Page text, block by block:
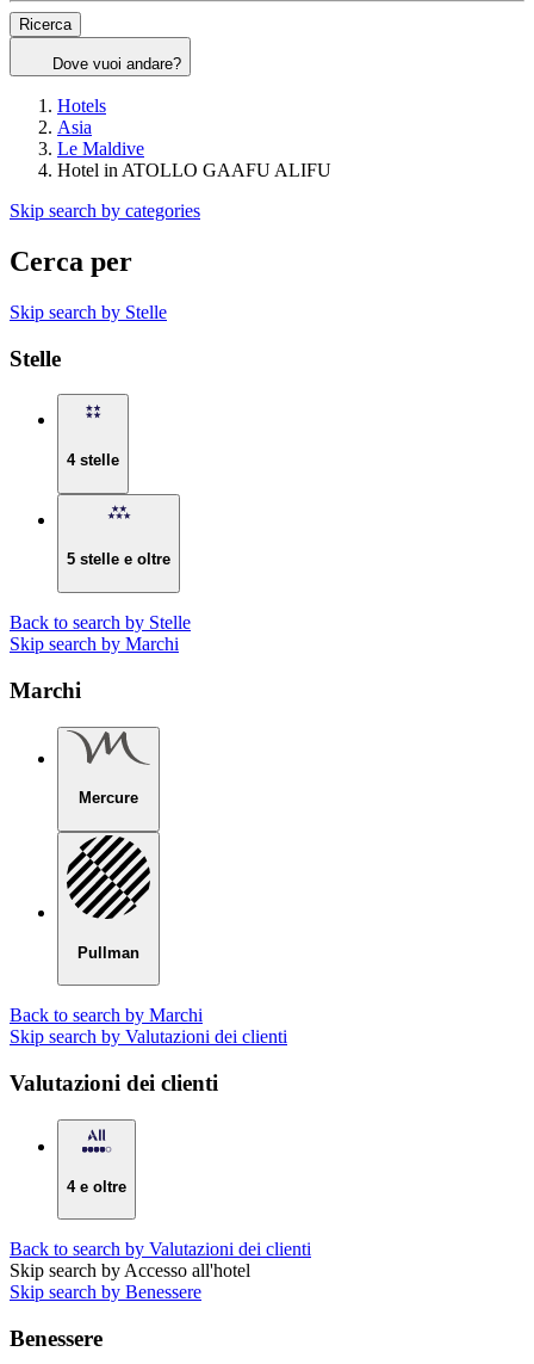
Ricerca
Dove vuoi andare?
Hotels
Asia
Le Maldive
Hotel in ATOLLO GAAFU ALIFU
Skip search by categories
Cerca per
Skip search by Stelle
Stelle
4 stelle
5 stelle e oltre
Back to search by Stelle
Skip search by Marchi
Marchi
Mercure
Pullman
Back to search by Marchi
Skip search by Valutazioni dei clienti
Valutazioni dei clienti
4 e oltre
Back to search by Valutazioni dei clienti
Skip search by Accesso all'hotel
Skip search by Benessere
Benessere